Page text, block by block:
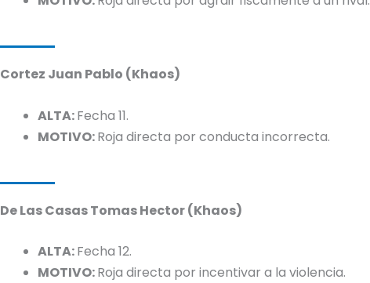
Cortez Juan Pablo (Khaos)
ALTA:Fecha 11.
MOTIVO:Roja directa por conducta incorrecta.
De Las Casas Tomas Hector (Khaos)
ALTA:Fecha 12.
MOTIVO:Roja directa por incentivar a la violencia.